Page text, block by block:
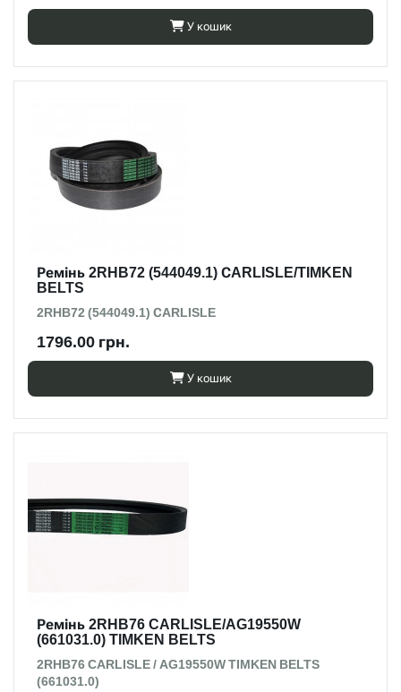
У кошик
Ремінь 2RHB72 (544049.1) СARLISLE/TIMKEN
BELTS
2RHB72 (544049.1) СARLISLE
1796.00 грн.
У кошик
Ремінь 2RHB76 CARLISLE/AG19550W
(661031.0) TIMKEN BELTS
2RHB76 CARLISLE / AG19550W TIMKEN BELTS
(661031.0)